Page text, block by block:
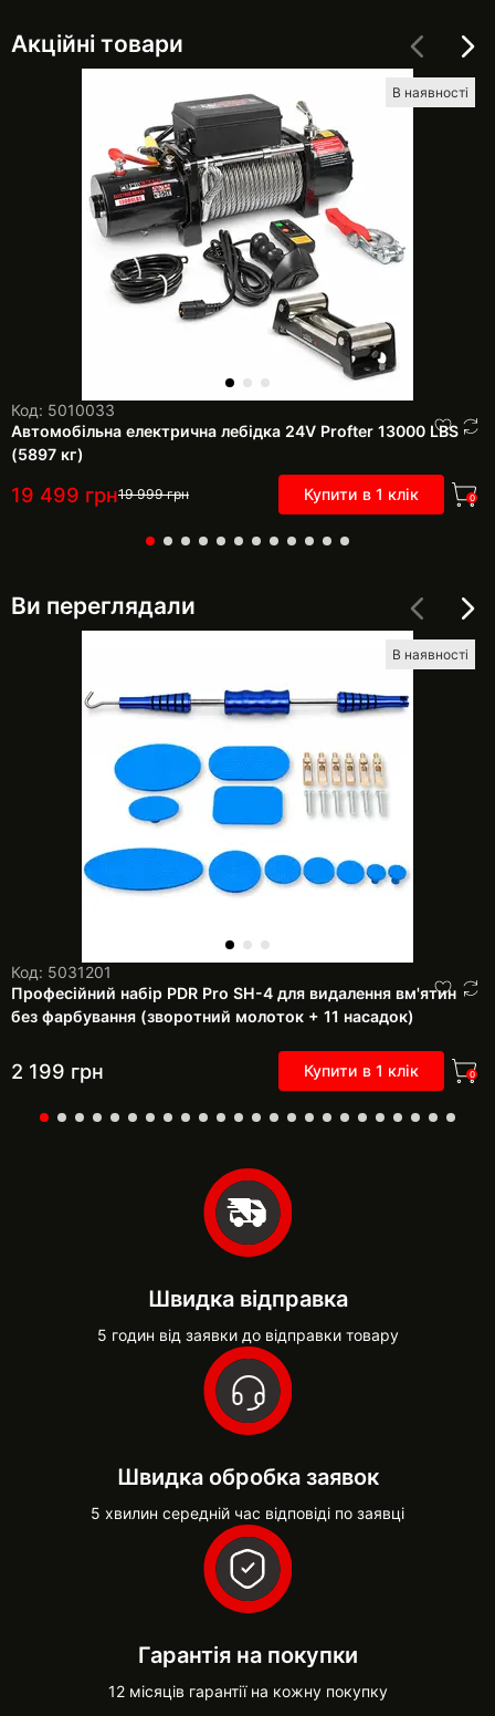
Акційні товари
В наявності
Код: 5010033
Автомобільна електрична лебідка 24V Profter 13000 LBS
(5897 кг)
19 499 грн19 999грн Купити в 1 клік 0
Ви переглядали
В наявності
Код: 5031201
Професійний набір PDR Pro SH-4 для видалення вм'ятин
без фарбування (зворотний молоток + 11 насадок)
2 199 грн Купити в 1 клік 0
Швидка відправка
5 годин від заявки до відправки товару
Швидка обробка заявок
5 хвилин середній час відповіді по заявці
Гарантія на покупки
12 місяців гарантії на кожну покупку